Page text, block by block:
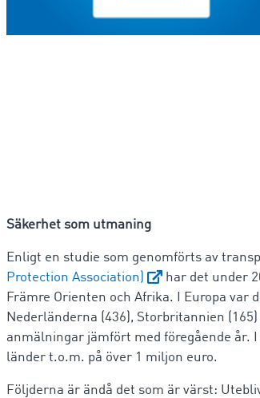
Säkerhet som utmaning
Enligt en studie som genomförts av
Protection Association)
har det under
Främre Orienten och Afrika. I Europa
Nederländerna (436), Storbritannien
anmälningar jämfört med föregående år.
länder t.o.m. på över 1 miljon euro.
Följderna är ändå det som är värst: